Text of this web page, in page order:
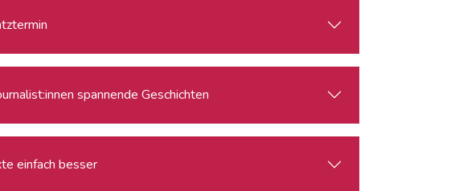
spannende Geschichten
einfach besser